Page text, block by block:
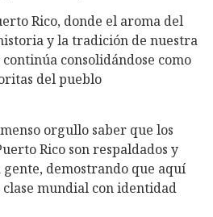
Rico, donde el aroma del
y la tradición de nuestra
consolidándose como
del pueblo
orgullo saber que los
Rico son respaldados y
demostrando que aquí
mundial con identidad